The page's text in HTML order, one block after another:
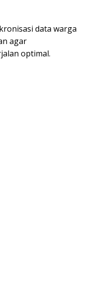
data warga
agar
optimal.